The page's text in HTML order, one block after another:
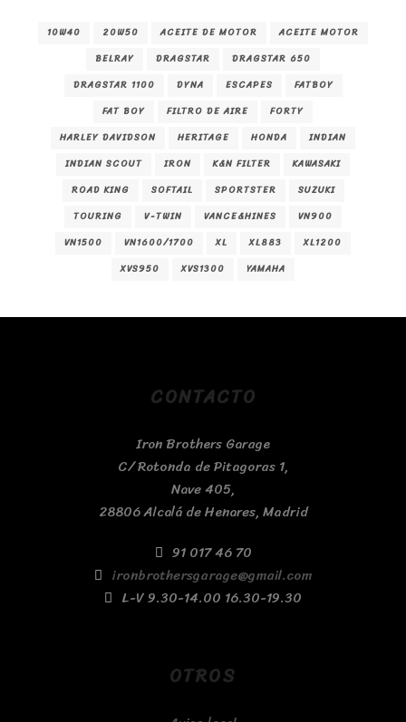
10W40 20W50 ACEITE DE MOTOR
ACEITE MOTOR
BELRAY
DRAGSTAR
DRAGSTAR 650
DRAGSTAR 1100
DYNA ESCAPES
FATBOY
FAT BOY
FILTRO DE AIRE
FORTY
HARLEY DAVIDSON
HERITAGE HONDA
INDIAN
INDIAN SCOUT
IRON K&N FILTER
KAWASAKI
ROAD KING
SOFTAIL SPORTSTER
SUZUKI
TOURING
V-TWIN VANCE&HINES
VN900
VN1500
VN1600/1700 XL XL883
XL1200
XVS950
XVS1300 YAMAHA
CONTACTO
Iron Brothers Garage
C/ Rotonda de Pitagoras 1,
Nave 405,
28806 Alcalá de Henares, Madrid
91 017 46 70
ironbrothersgarage@gmail.com
L-V 9.30-14.00 16.30-19.30
OTROS